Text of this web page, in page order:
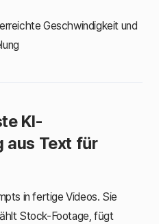
Geschwindigkeit und
KI-
aus Text für
in fertige Videos. Sie
Stock-Footage, fügt